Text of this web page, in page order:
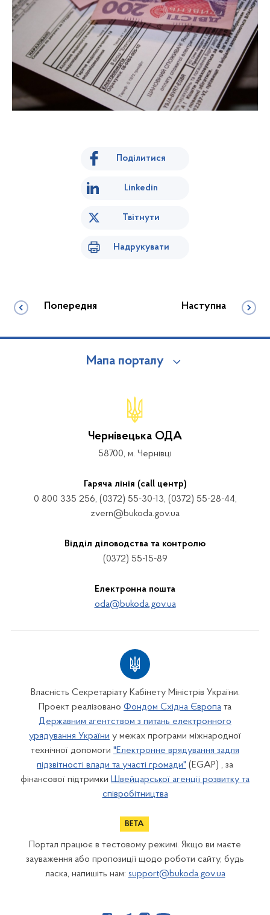
Поділитися
Linkedin
Твітнути
Надрукувати
Попередня Наступна
Мапа порталу
Чернівецька ОДА
58700, м. Чернівці
Гаряча лінія (call центр)
0 800 335 256, (0372) 55-30-13, (0372) 55-28-44,
zvern@bukoda.gov.ua
Відділ діловодства та контролю
(0372) 55-15-89
Електронна пошта
oda@bukoda.gov.ua
Власність Секретаріату Кабінету Міністрів України.
Проект реалізовано Фондом Східна Європа та
Державним агентством з питань електронного
урядування України у межах програми міжнародної
технічної допомоги "Електронне врядування задля
підзвітності влади та участі громади" (EGAP) , за
фінансової підтримки Швейцарської агенції розвитку та
співробітництва
Портал працює в тестовому режимі. Якщо ви маєте
зауваження або пропозиції щодо роботи сайту, будь
ласка, напишіть нам: support@bukoda.gov.ua